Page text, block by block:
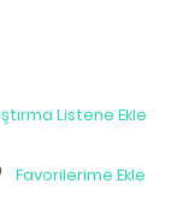
Listene Ekle
Favorilerime Ekle